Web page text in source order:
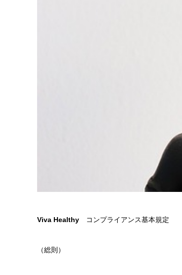
Viva Healthyコンプライアンス基本規定
（総則）